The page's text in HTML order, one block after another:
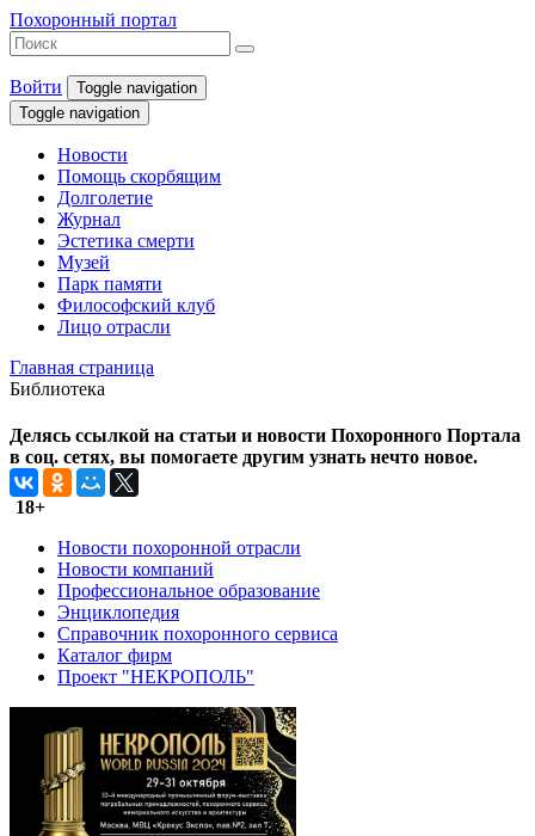
Похоронный портал
Войти
Toggle navigation
Toggle navigation
Новости
Помощь скорбящим
Долголетие
Журнал
Эстетика смерти
Музей
Парк памяти
Философский клуб
Лицо отрасли
Главная страница
Библиотека
Делясь ссылкой на статьи и новости Похоронного Портала
в соц. сетях, вы помогаете другим узнать нечто новое.
18+
Новости похоронной отрасли
Новости компаний
Профессиональное образование
Энциклопедия
Справочник похоронного сервиса
Каталог фирм
Проект "НЕКРОПОЛЬ"